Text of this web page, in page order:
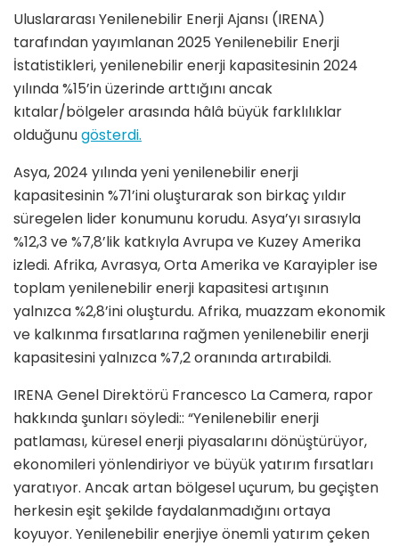
Uluslararası Yenilenebilir Enerji Ajansı (IRENA)
tarafından yayımlanan 2025 Yenilenebilir Enerji
İstatistikleri, yenilenebilir enerji kapasitesinin 2024
yılında %15’in üzerinde arttığını ancak
kıtalar/bölgeler arasında hâlâ büyük farklılıklar
olduğunugösterdi.
Asya, 2024 yılında yeni yenilenebilir enerji
kapasitesinin %71’ini oluşturarak son birkaç yıldır
süregelen lider konumunu korudu. Asya’yı sırasıyla
%12,3 ve %7,8’lik katkıyla Avrupa ve Kuzey Amerika
izledi. Afrika, Avrasya, Orta Amerika ve Karayipler ise
toplam yenilenebilir enerji kapasitesi artışının
yalnızca %2,8’ini oluşturdu. Afrika, muazzam ekonomik
ve kalkınma fırsatlarına rağmen yenilenebilir enerji
kapasitesini yalnızca %7,2 oranında artırabildi.
IRENA Genel Direktörü Francesco La Camera, rapor
hakkında şunları söyledi:: “Yenilenebilir enerji
patlaması, küresel enerji piyasalarını dönüştürüyor,
ekonomileri yönlendiriyor ve büyük yatırım fırsatları
yaratıyor. Ancak artan bölgesel uçurum, bu geçişten
herkesin eşit şekilde faydalanmadığını ortaya
koyuyor. Yenilenebilir enerjiye önemli yatırım çeken